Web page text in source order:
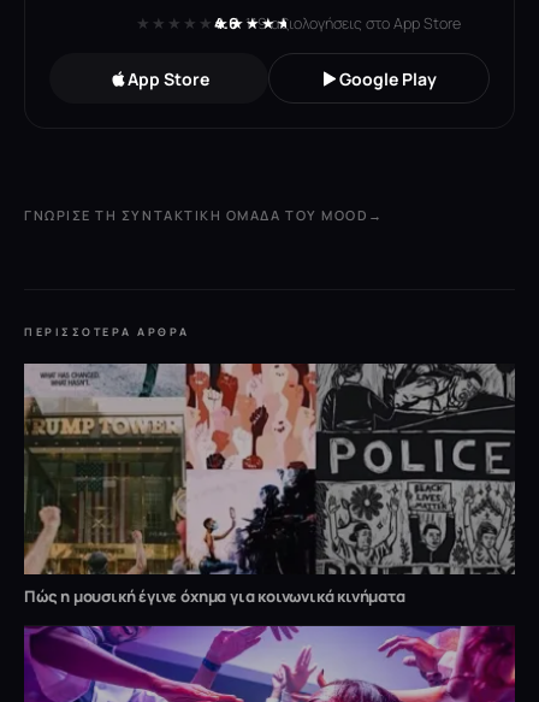
★★★★★★★★★★
4.6· 119 αξιολογήσεις στο App Store
App Store Google Play
ΓΝΏΡΙΣΕ ΤΗ ΣΥΝΤΑΚΤΙΚΉ ΟΜΆΔΑ ΤΟΥ MOOD →
ΠΕΡΙΣΣΌΤΕΡΑ ΆΡΘΡΑ
Πώς η μουσική έγινε όχημα για κοινωνικά κινήματα